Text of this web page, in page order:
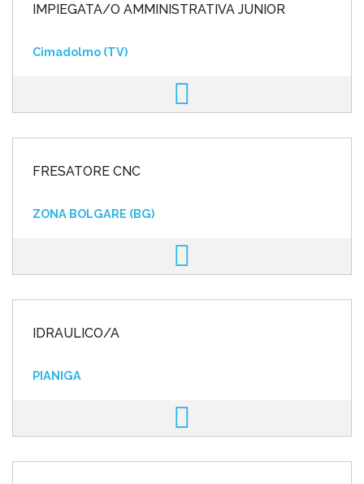
IMPIEGATA/O AMMINISTRATIVA JUNIOR
Cimadolmo (TV)
FRESATORE CNC
ZONA BOLGARE (BG)
IDRAULICO/A
PIANIGA